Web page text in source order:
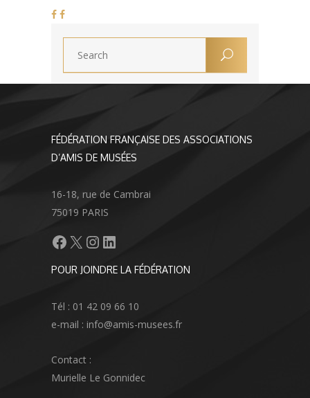
FÉDÉRATION FRANÇAISE DES ASSOCIATIONS
D’AMIS DE MUSÉES
16-18, rue de Cambrai
75019 PARIS
Facebook
X Instagram
LinkedIn
POUR JOINDRE LA FÉDÉRATION
Tél : 01 42 09 66 10
e-mail : info@amis-musees.fr
Contact :
Murielle Le Gonnidec